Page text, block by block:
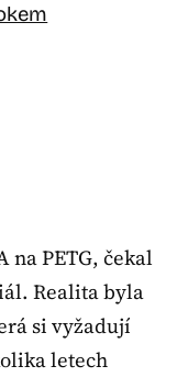
na PETG, čekal
Realita byla
si vyžadují
letech